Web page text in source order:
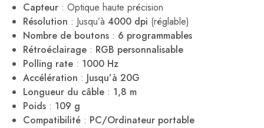
Capteur : Optique haute précision
Résolution : Jusqu’à 4000 dpi (réglable)
Nombre de boutons : 6 programmables
Rétroéclairage : RGB personnalisable
Polling rate : 1000 Hz
Accélération : Jusqu’à 20G
Longueur du câble : 1,8 m
Poids : 109 g
Compatibilité : PC/Ordinateur portable